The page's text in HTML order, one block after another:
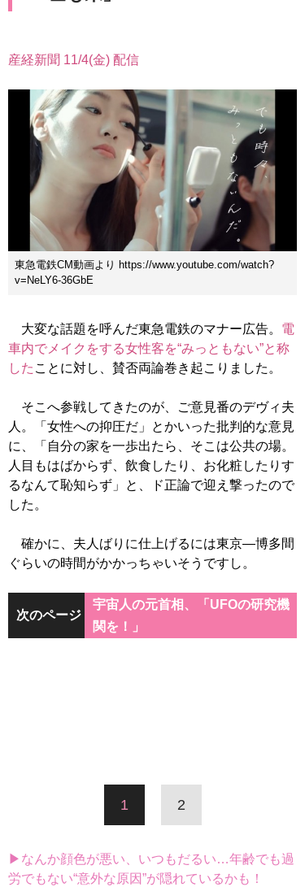
産経新聞 11/4(金) 配信
東急電鉄CM動画より https://www.youtube.com/watch?
v=NeLY6-36GbE
大変な話題を呼んだ東急電鉄のマナー広告。 電
車内でメイクをする女性客を“みっともない”と称
した ことに対し、賛否両論巻き起こりました。
そこへ参戦してきたのが、ご意見番のデヴィ夫
人。「女性への抑圧だ」とかいった批判的な意見
に、「自分の家を一歩出たら、そこは公共の場。
人目もはばからず、飲食したり、お化粧したりす
るなんて恥知らず」と、ド正論で迎え撃ったので
した。
確かに、夫人ばりに仕上げるには東京―博多間
ぐらいの時間がかかっちゃいそうですし。
次のページ
宇宙人の元首相、「UFOの研究機
関を！」
1 2
▶なんか顔色が悪い、いつもだるい…年齢でも過
労でもない“意外な原因”が隠れているかも！